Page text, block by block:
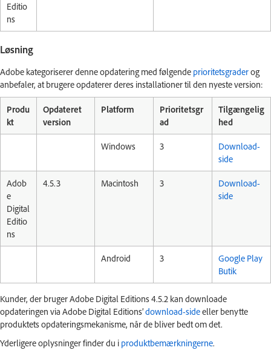
Editio
ns
Løsning
Adobe kategoriserer denne opdatering med følgende prioritetsgraderog
anbefaler, at brugere opdaterer deres installationer til den nyeste version:
Produ
kt
Opdateret
version
Platform
Prioritetsgr
ad
Tilgængelig
hed
Windows 3
Download-
side
Adob
e
Digital
Editio
ns
4.5.3 Macintosh 3
Download-
side
Android 3
Google Play
Butik
Kunder, der bruger Adobe Digital Editions 4.5.2 kan downloade
opdateringen via Adobe Digital Editions’download-sideeller benytte
produktets opdateringsmekanisme, når de bliver bedt om det.
Yderligere oplysninger finder du i produktbemærkningerne.